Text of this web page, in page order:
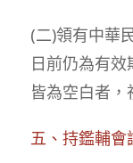
(二)領有中華
日前仍為有
皆為空白者，
五、持鑑輔會